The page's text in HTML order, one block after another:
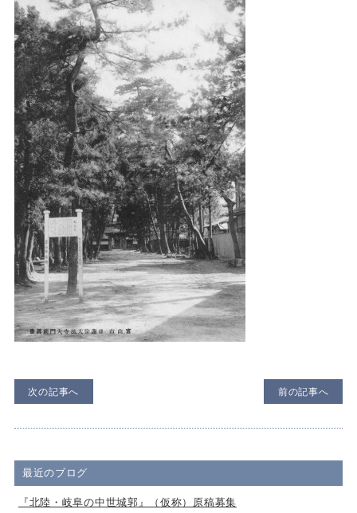
次の記事へ 前の記事へ
最近のブログ
『北陸・岐阜の中世城郭』（仮称）原稿募集